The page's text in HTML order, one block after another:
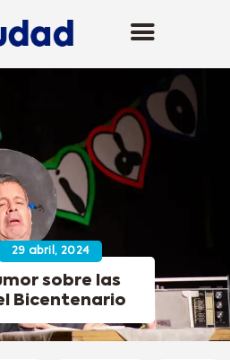
herramientas
29 abril, 2024
sobre las
Bicentenario